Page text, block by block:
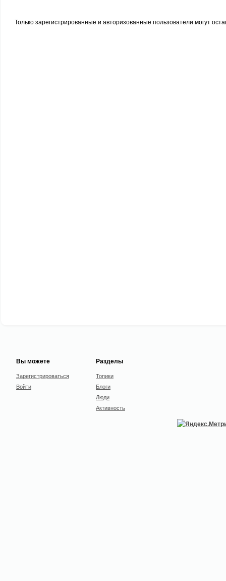
Только зарегистрированные и авторизованные пользователи могут
Вы можете
Зарегистрироваться
Войти
Разделы
Топики
Блоги
Люди
Активность